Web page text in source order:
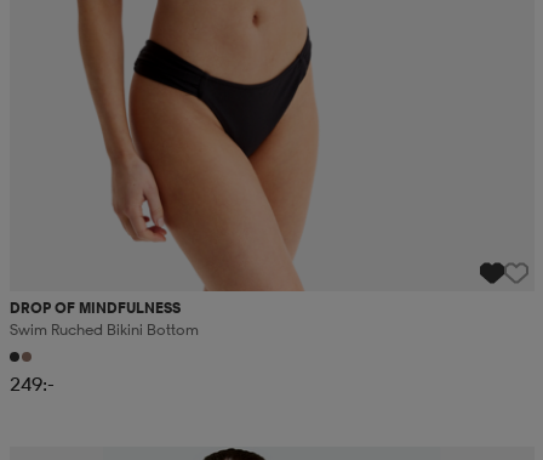
DROP OF MINDFULNESS
Swim Ruched Bikini Bottom
249:-